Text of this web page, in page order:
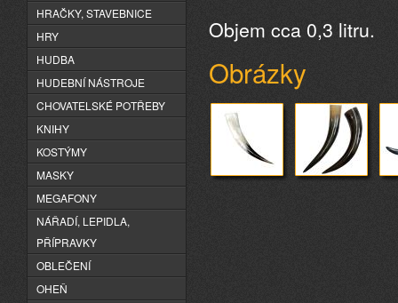
Objem cca 0,3 litru.
Obrázky
HRAČKY, STAVEBNICE
HRY
HUDBA
HUDEBNÍ NÁSTROJE
CHOVATELSKÉ POTŘEBY
KNIHY
KOSTÝMY
MASKY
MEGAFONY
NÁŘADÍ, LEPIDLA,
PŘÍPRAVKY
OBLEČENÍ
OHEŇ